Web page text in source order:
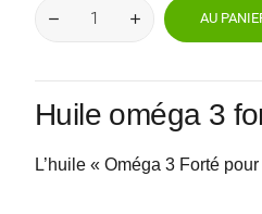
AU
Huile oméga 3
L’huile « Oméga 3 Forté